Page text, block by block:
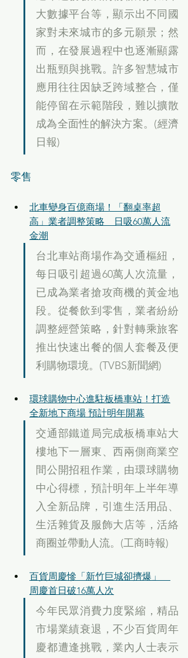
大數據平台等，顯示出不同國
家對未來城市的多元願景；然
而，在發展過程中也逐漸顯露
出瓶頸與挑戰。許多智慧城市
應用往往因缺乏跨域整合，僅
能停留在示範階段，難以擴散
成為全面性的解決方案。(經濟
日報)
零售
北車變身百億商場！「翻桌率超
高」業者調整策略　日吸60萬人流
金潮
台北車站商場作為交通樞紐，
每日吸引超過60萬人次流量，
已成為業者搶攻商機的黃金地
段。從餐飲到零售，業者紛紛
調整經營策略，針對轉乘旅客
推出快速出餐的個人套餐及便
利購物環境。(TVBS新聞網)
環球購物中心進駐板橋車站！打造
全新地下商場 預計明年開幕
交通部鐵道局完成板橋車站大
樓地下一層東、西兩側商業空
間公開招租作業，由環球購物
中心得標，預計明年上半年導
入全新品牌，引進生活用品、
生活雜貨及服飾大店等，活絡
商圈並帶動人流。(工商時報)
百貨周慶慘「新竹巨城卻擠爆」
周慶首日破16萬人次
今年民眾消費力度緊縮，精品
市場業績衰退，不少百貨周年
慶都遭逢挑戰，業內人士表示